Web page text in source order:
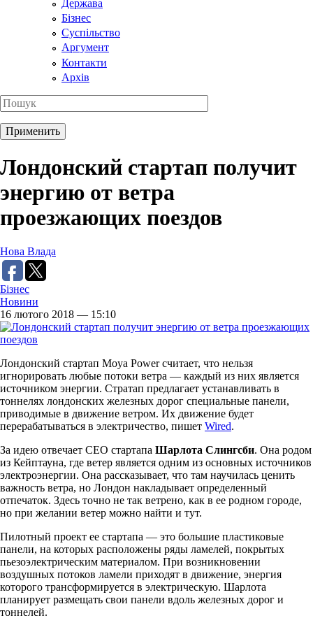
Держава
Бізнес
Суспільство
Аргумент
Контакти
Архів
Лондонский стартап получит
энергию от ветра
проезжающих поездов
Нова Влада
Бізнес
Новини
16 лютого 2018 — 15:10
Лондонский стартап Moya Power считает, что нельзя
игнорировать любые потоки ветра — каждый из них является
источником энергии. Стратап предлагает устанавливать в
тоннелях лондонских железных дорог специальные панели,
приводимые в движение ветром. Их движение будет
перерабатываться в электричество, пишет Wired.
За идею отвечает CEO стартапа Шарлота Слингсби. Она родом
из Кейптауна, где ветер является одним из основных источников
электроэнергии. Она рассказывает, что там научилась ценить
важность ветра, но Лондон накладывает определенный
отпечаток. Здесь точно не так ветрено, как в ее родном городе,
но при желании ветер можно найти и тут.
Пилотный проект ее стартапа — это большие пластиковые
панели, на которых расположены ряды ламелей, покрытых
пьезоэлектрическим материалом. При возникновении
воздушных потоков ламели приходят в движение, энергия
которого трансформируется в электрическую. Шарлота
планирует размещать свои панели вдоль железных дорог и
тоннелей.